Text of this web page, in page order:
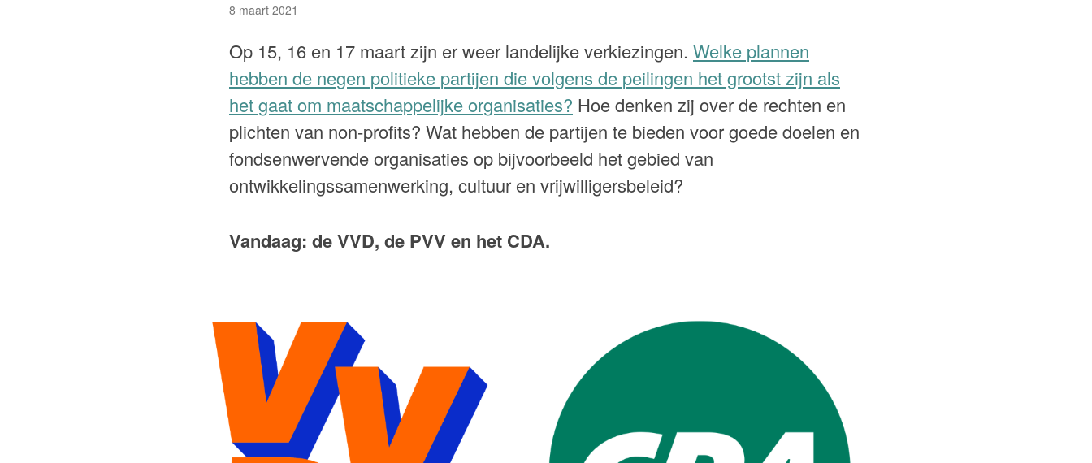
8 maart 2021
Op 15, 16 en 17 maart zijn er weer landelijke verkiezingen. Welke plannen
hebben de negen politieke partijen die volgens de peilingen het grootst zijn als
het gaat om maatschappelijke organisaties? Hoe denken zij over de rechten en
plichten van non-profits? Wat hebben de partijen te bieden voor goede doelen en
fondsenwervende organisaties op bijvoorbeeld het gebied van
ontwikkelingssamenwerking, cultuur en vrijwilligersbeleid?
Vandaag: de VVD, de PVV en het CDA.